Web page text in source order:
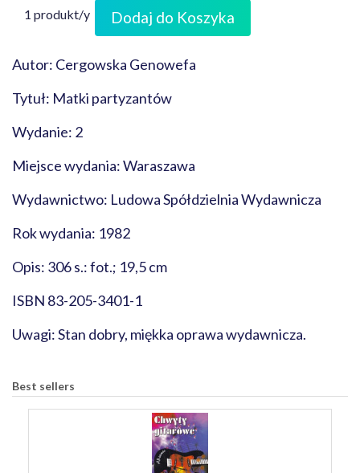
1 produkt/y Dodaj do Koszyka
Autor: Cergowska Genowefa
Tytuł: Matki partyzantów
Wydanie: 2
Miejsce wydania: Waraszawa
Wydawnictwo: Ludowa Spółdzielnia Wydawnicza
Rok wydania: 1982
Opis: 306 s.: fot.; 19,5 cm
ISBN 83-205-3401-1
Uwagi: Stan dobry, miękka oprawa wydawnicza.
Best sellers